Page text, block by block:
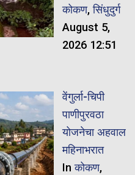
कोकण,सिंधुदुर्ग
August 5,
2026 12:51
वेंगुर्ला-चिपी
पाणीपुरवठा
योजनेचा अहवाल
महिनाभरात
Inकोकण,